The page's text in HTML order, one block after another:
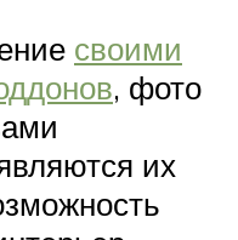
своими
, фото
их